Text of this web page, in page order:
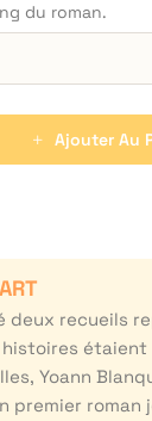
du roman.
Ajouter Au
deux recueils
Yoann
premier roman